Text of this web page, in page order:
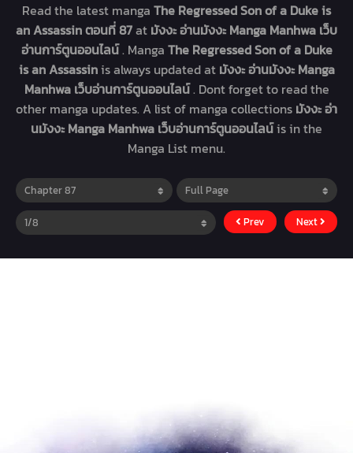
Read the latest manga The Regressed Son of a Duke is
an Assassin ตอนที่ 87at มังงะ อ่านมังงะ Manga Manhwa เว็บ
อ่านการ์ตูนออนไลน์. Manga The Regressed Son of a Duke
is an Assassinis always updated at มังงะ อ่านมังงะ Manga
Manhwa เว็บอ่านการ์ตูนออนไลน์. Dont forget to read the
other manga updates. A list of manga collections มังงะ อ่า
นมังงะ Manga Manhwa เว็บอ่านการ์ตูนออนไลน์is in the
Manga List menu.
Prev Next